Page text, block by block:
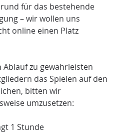
für das bestehende
– wir wollen uns
online einen Platz
zu gewährleisten
das Spielen auf den
bitten wir
umzusetzen:
1 Stunde